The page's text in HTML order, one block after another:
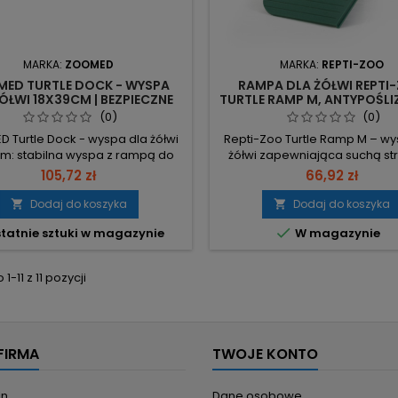
MARKA: ZOOMED
TURTLE DOCK - WYSPA
18X39CM | BEZPIECZNE
WYGRZEWANIE
(0)
Turtle Dock - wyspa dla żółwi
stabilna wyspa z rampą do
i prostym montażem.
18 x 39 cm – rozmiar M
do terrariów/akwarium.
60L – przeznaczona dla
o pojemności 60 litrów. 4
rampa – łatwy dostęp dla
105,72 zł
 Dodaj do koszyka
sztuki w magazynie
MARKA: REPTI-ZOO
RAMPA DLA ŻÓŁWI
TURTLE RAMP M,
PLATFORMA DO
(0)
Repti-Zoo Turtle Ramp M –
żółwi zapewniająca suchą
odpoczynku i wygrzewania;
miejscu należy zamontować
UV dla zdrowia zwierzęcia.
6,7 cm, długość: 23,5 cm,
28,6 cm – powierzchnia
66,92 zł
 Dodaj do koszyka
 W magazynie
11 z 11 pozycji
TWOJE KONTO